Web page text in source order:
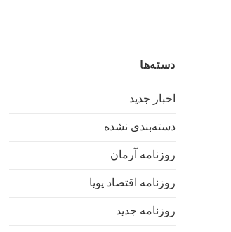
دسته‌ها
اخبار جدید
دسته‌بندی نشده
روزنامه آرمان
روزنامه اقتصاد پویا
روزنامه جدید
ازدواج جمعی از رزمندگان حزب الله سوریه
خرید بک لینک